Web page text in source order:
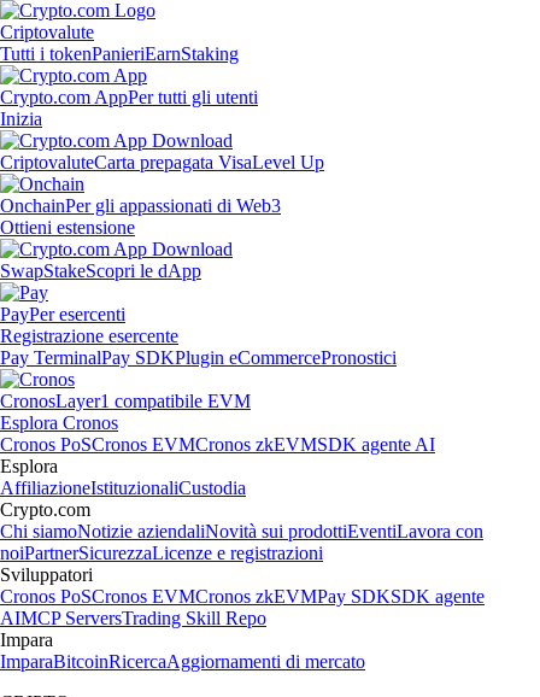
Criptovalute
Tutti i tokenPanieriEarnStaking
Crypto.com AppPer tutti gli utenti
Inizia
CriptovaluteCarta prepagata VisaLevel Up
OnchainPer gli appassionati di Web3
Ottieni estensione
SwapStakeScopri le dApp
PayPer esercenti
Registrazione esercente
Pay TerminalPay SDKPlugin eCommercePronostici
CronosLayer1 compatibile EVM
Esplora Cronos
Cronos PoSCronos EVMCronos zkEVMSDK agente AI
Esplora
AffiliazioneIstituzionaliCustodia
Crypto.com
Chi siamoNotizie aziendaliNovità sui prodottiEventiLavora con
noiPartnerSicurezzaLicenze e registrazioni
Sviluppatori
Cronos PoSCronos EVMCronos zkEVMPay SDKSDK agente
AIMCP ServersTrading Skill Repo
Impara
ImparaBitcoinRicercaAggiornamenti di mercato